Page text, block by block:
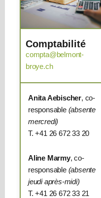
Comptabilité
compta@belmont-
broye.ch
Anita Aebischer, co-
responsable (absente
mercredi)
T. +41 26 672 33 20
Aline Marmy, co-
responsable(absente
jeudi après-midi)
T. +41 26 672 33 21